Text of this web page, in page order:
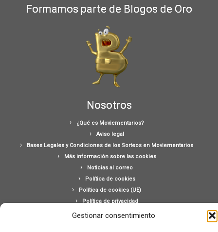
Gestionar consentimiento
Formamos parte de Blogos de Oro
Nosotros
¿Qué es Moviementarios?
Aviso legal
Bases Legales y Condiciones de los Sorteos en Moviementarios
Más información sobre las cookies
Noticias al correo
Política de cookies
Política de cookies (UE)
Política de privacidad
Ponte en contacto con nosotros